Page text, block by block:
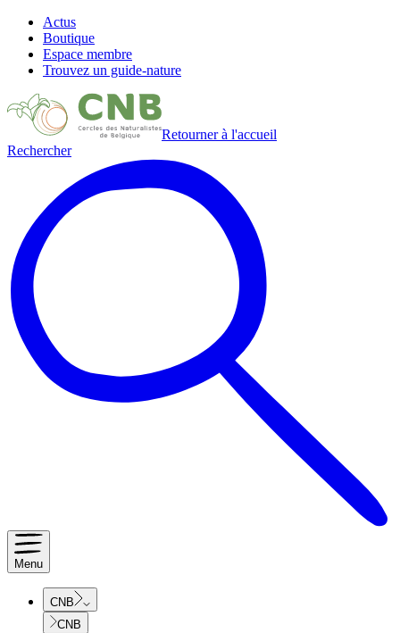
Actus
Boutique
Espace membre
Trouvez un guide-nature
Retourner à l'accueil
Rechercher
Menu
CNB
CNB